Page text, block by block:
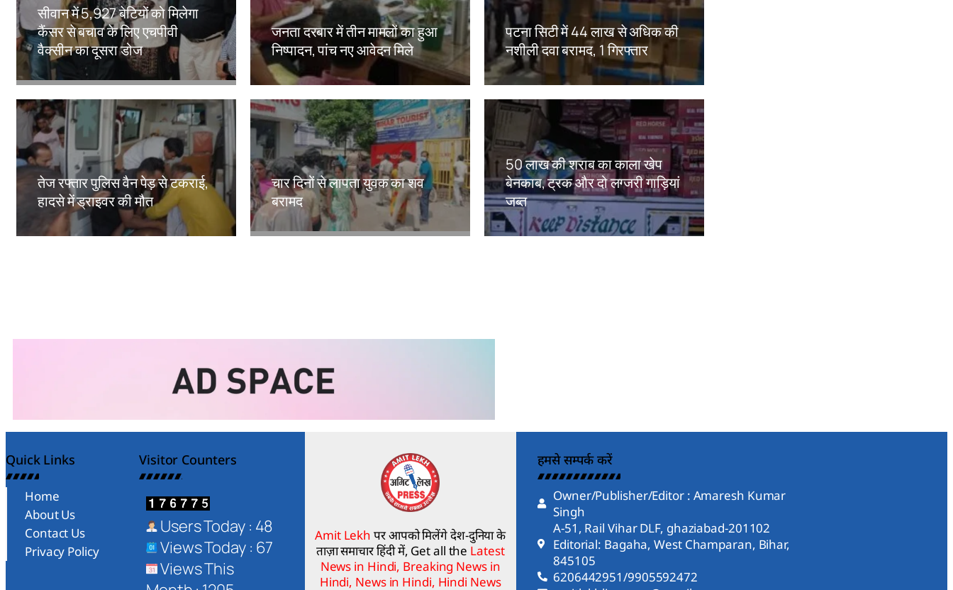
सीवान में 5,927 बेटियों को मिलेगा
कैंसर से बचाव के लिए एचपीवी
वैक्सीन का दूसरा डोज
Amit Lekh
जनता दरबार में तीन मामलों का हुआ
निष्पादन, पांच नए आवेदन मिले
Amit Lekh
पटना सिटी में 44 लाख से अधिक की
नशीली दवा बरामद, 1 गिरफ्तार
Amit Lekh
तेज रफ्तार पुलिस वैन पेड़ से टकराई,
हादसे में ड्राइवर की मौत
Amit Lekh
चार दिनों से लापता युवक का शव
बरामद
Amit Lekh
50 लाख की शराब का काला खेप
बेनकाब, ट्रक और दो लग्जरी गाड़ियां
जब्त
Amit Lekh
Quick Links
Home
About Us
Contact Us
Privacy Policy
Visitor Counters
Users Today : 48
Views Today : 67
Views This
Amit Lekh पर आपको मिलेंगे देश-दुनिया के
ताज़ा समाचार हिंदी में, Get all the Latest
News in Hindi, Breaking News in
Hindi, News in Hindi, Hindi News
हमसे सम्पर्क करें
Owner/Publisher/Editor : Amaresh Kumar
Singh
A-51, Rail Vihar DLF, ghaziabad-201102
Editorial: Bagaha, West Champaran, Bihar,
845105
6206442951/9905592472